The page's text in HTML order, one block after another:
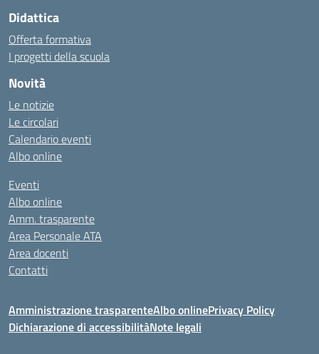
Didattica
Offerta formativa
I progetti della scuola
Novità
Le notizie
Le circolari
Calendario eventi
Albo online
Eventi
Albo online
Amm. trasparente
Area Personale ATA
Area docenti
Contatti
Amministrazione trasparenteAlbo onlinePrivacy Policy
Dichiarazione di accessibilitàNote legali